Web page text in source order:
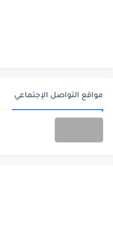
مواقع التواصل الإجتماعي